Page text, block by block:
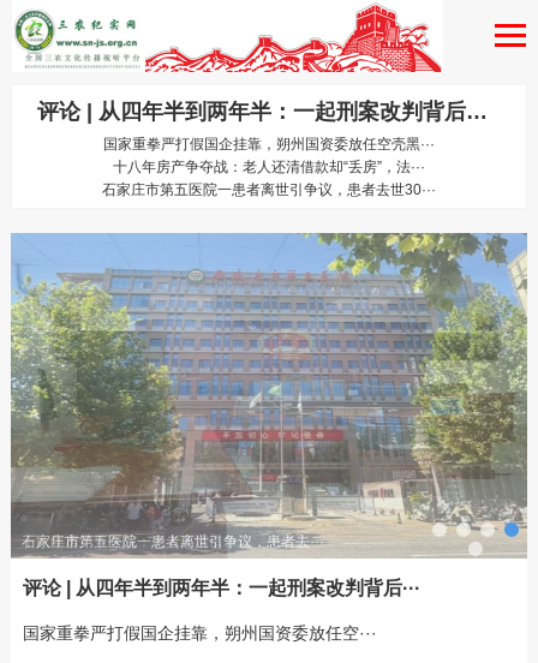
评论 | 从四年半到两年半：一起刑案改判背后的法理之问
国家重拳严打假国企挂靠，朔州国资委放任空壳黑···
十八年房产争夺战：老人还清借款却“丢房”，法···
石家庄市第五医院一患者离世引争议，患者去世30···
石家庄市第五医院一患者离世引争议，患者去···
评论 | 从四年半到两年半：一起刑案改判背后···
国家重拳严打假国企挂靠，朔州国资委放任空···